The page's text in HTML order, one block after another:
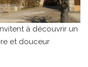
à découvrir un
et douceur